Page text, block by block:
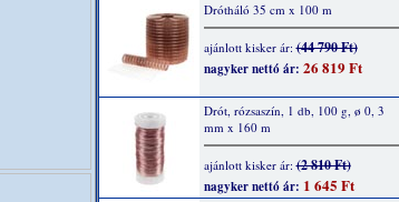
Drótháló 35 cm x 100 m
ajánlott kisker ár:(44 790 Ft)
nagyker nettó ár: 26 819 Ft
Drót, rózsaszín, 1 db, 100 g, ø 0, 3
mm x 160 m
ajánlott kisker ár:(2 810 Ft)
nagyker nettó ár: 1 645 Ft